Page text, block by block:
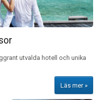
utvalda hotell och unika
Läs mer